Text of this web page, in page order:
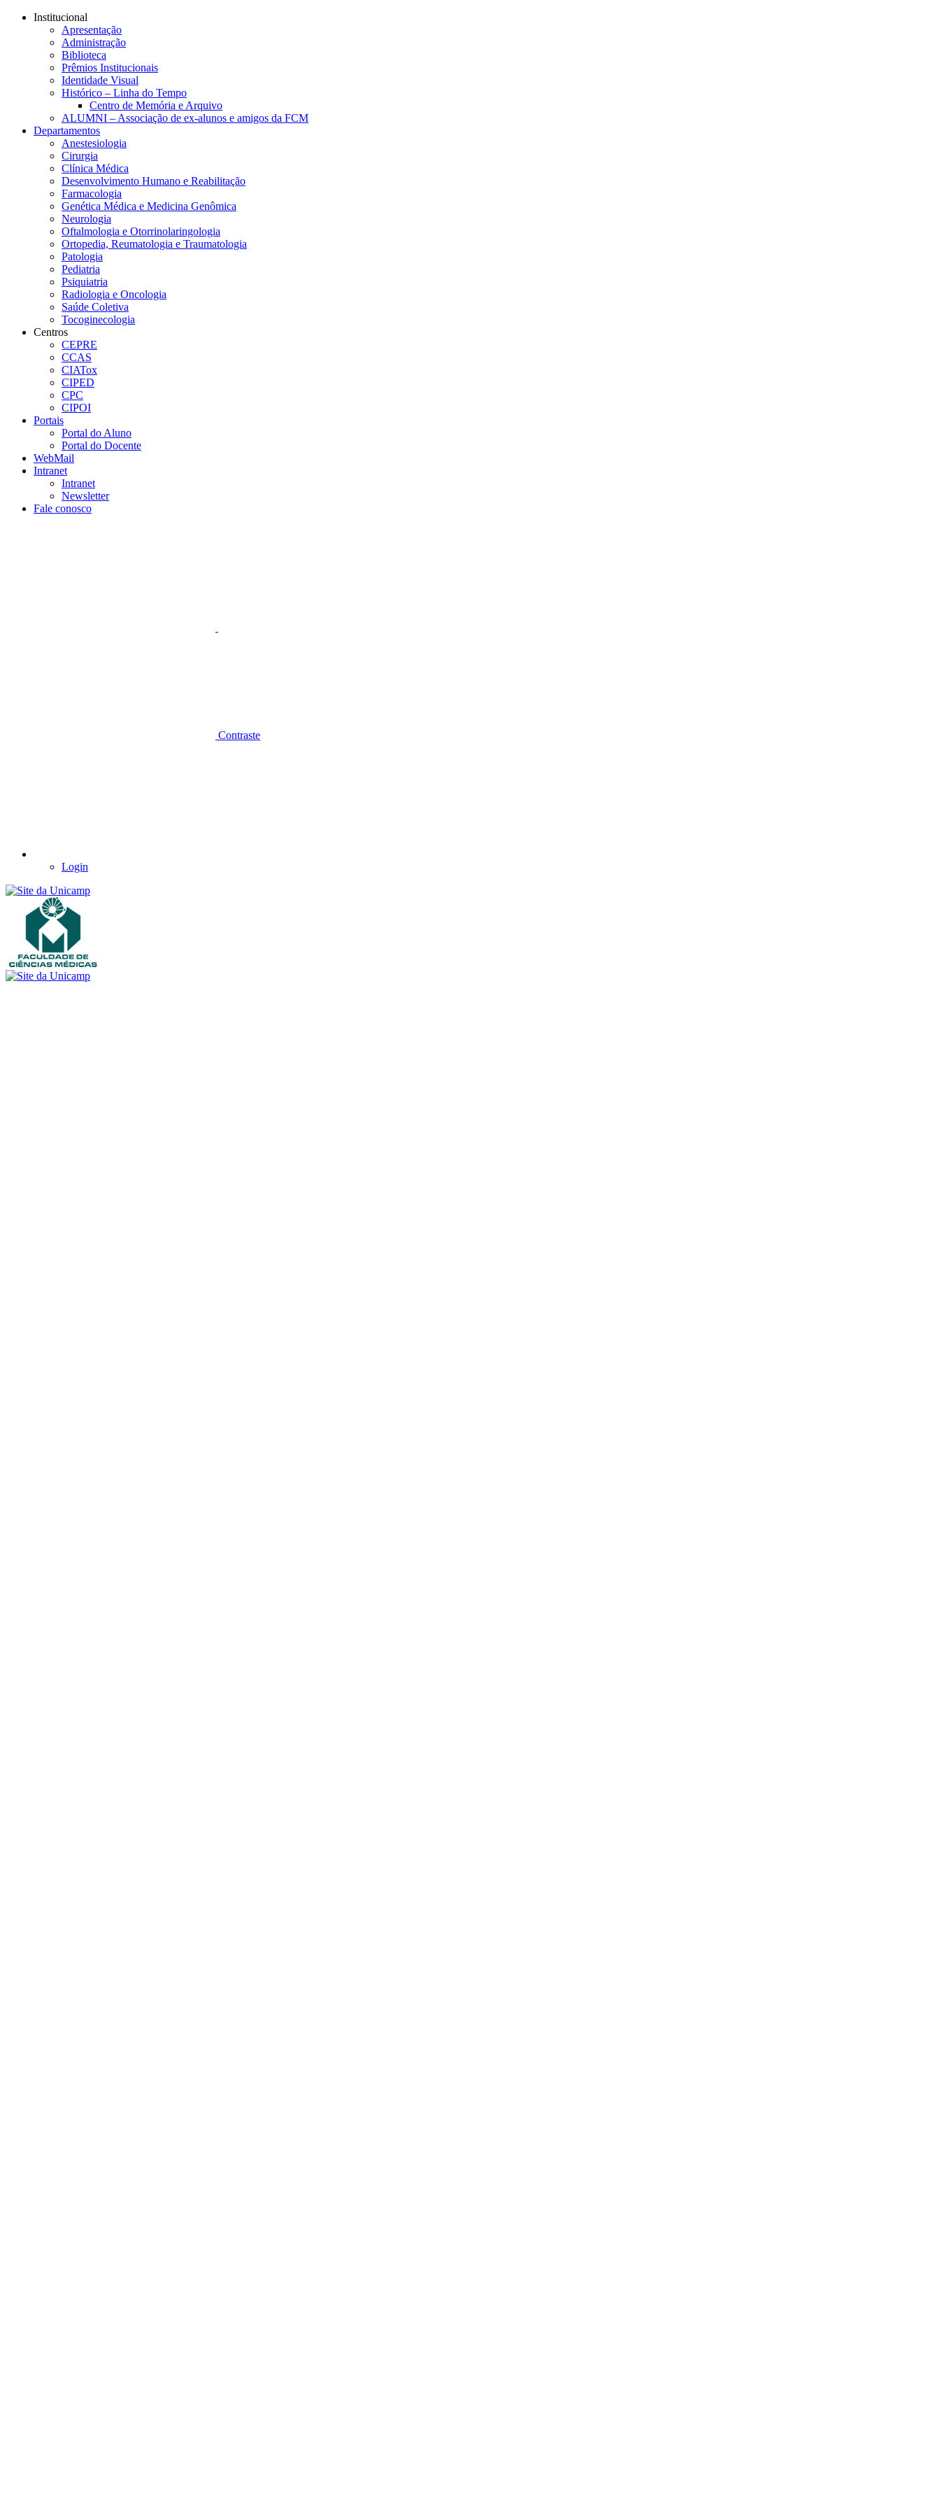
Conteúdo principal
Institucional
Apresentação
Administração
Biblioteca
Prêmios Institucionais
Identidade Visual
Histórico – Linha do Tempo
Centro de Memória e Arquivo
ALUMNI – Associação de ex-alunos e amigos da FCM
Departamentos
Anestesiologia
Cirurgia
Clínica Médica
Desenvolvimento Humano e Reabilitação
Farmacologia
Genética Médica e Medicina Genômica
Neurologia
Oftalmologia e Otorrinolaringologia
Ortopedia, Reumatologia e Traumatologia
Patologia
Pediatria
Psiquiatria
Radiologia e Oncologia
Saúde Coletiva
Tocoginecologia
Centros
CEPRE
CCAS
CIATox
CIPED
CPC
CIPOI
Portais
Portal do Aluno
Portal do Docente
WebMail
Intranet
Intranet
Newsletter
Fale conosco
Contraste
Login